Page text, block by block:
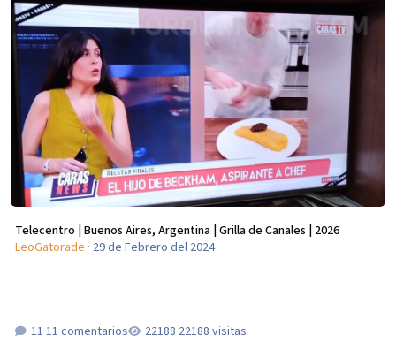
Telecentro | Buenos Aires, Argentina | Grilla de Canales | 2026
LeoGatorade · 29 de Febrero del 2024
11 comentarios 22188 visitas